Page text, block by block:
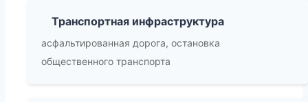
Транспортная инфраструктура
асфальтированная дорога, остановка
общественного транспорта